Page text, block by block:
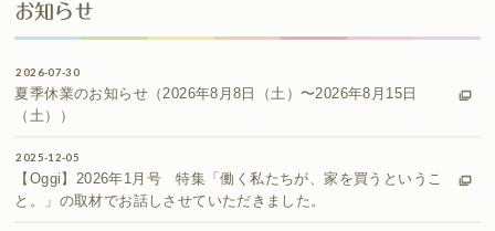
お知らせ
2026-07-30
夏季休業のお知らせ（2026年8月8日（土）〜2026年8月15日
（土））
2025-12-05
【Oggi】2026年1月号 特集「働く私たちが、家を買うというこ
と。」の取材でお話しさせていただきました。